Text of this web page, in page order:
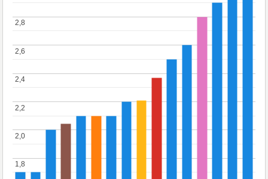
1,8
1,8
2,0
2,0
2,2
2,2
2,4
2,4
2,6
2,6
2,8
2,8